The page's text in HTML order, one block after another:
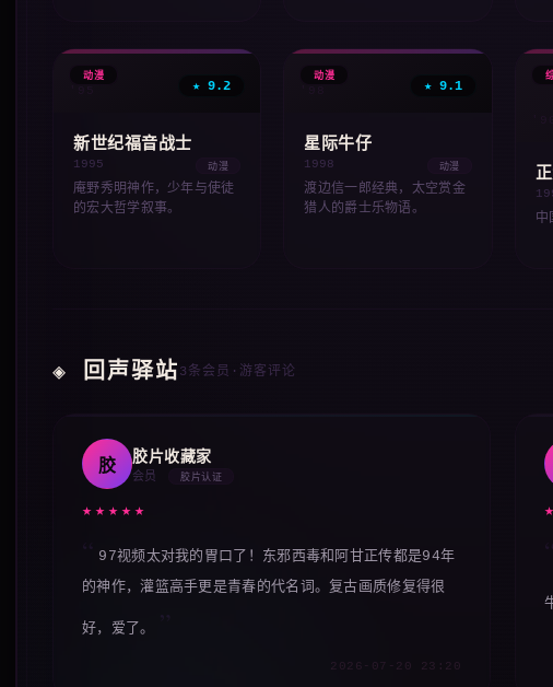
动漫
★ 9.2
新世纪福音战士
1995 动漫
庵野秀明神作，少年与使徒
的宏大哲学叙事。
动漫
★ 9.1
星际牛仔
1998 动漫
渡边信一郎经典，太空赏金
猎人的爵士乐物语。
中
◈ 回声驿站 3条会员·游客评论
胶
胶片收藏家
会员 胶片认证
★★★★★
97视频太对我的胃口了！东邪西毒和阿甘正传都是94年
的神作，灌篮高手更是青春的代名词。复古画质修复得很
好，爱了。
2026-07-20 23:20